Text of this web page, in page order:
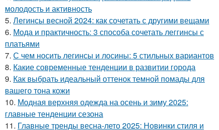
молодость и активность
5. Легинсы весной 2024: как сочетать с другими вещами
6. Мода и практичность: 3 способа сочетать леггинсы с
платьями
7. С чем носить легинсы и лосины: 5 стильных вариантов
8. Какие современные тенденции в развитии города
9. Как выбрать идеальный оттенок темной помады для
вашего тона кожи
10. Модная верхняя одежда на осень и зиму 2025:
главные тенденции сезона
11. Главные тренды весна-лето 2025: Новинки стиля и